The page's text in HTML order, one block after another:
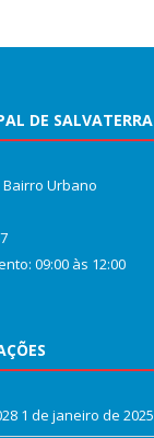
DE SALVATERRA
Bairro Urbano
09:00 às 12:00
1 de janeiro de 2025